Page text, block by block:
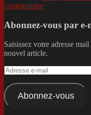
commentaire
Abonnez-vous par e-
Saisissez votre adresse
nouvel article.
Adresse
mail
Abonnez-vous